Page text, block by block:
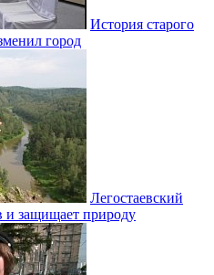
История старого
город
Легостаевский
и защищает природу